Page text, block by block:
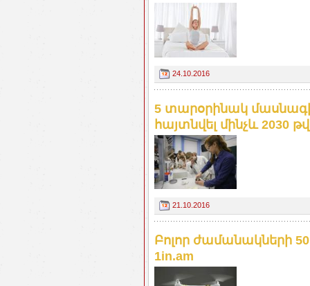
24.10.2016
5 տարօրինակ
հայտնվել մինչև 2030
21.10.2016
Բոլոր ժամանակների
1in.am